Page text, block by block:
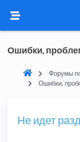
Ошибки,
Форумы
Ошибки,
Не идет